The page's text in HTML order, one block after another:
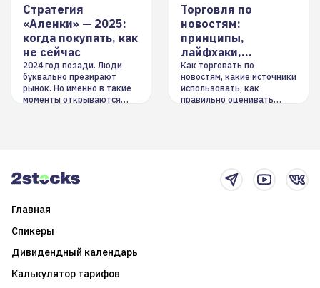
Стратегия
«Аленки» — 2025:
когда покупать, как
не сейчас
2024 год позади. Люди
буквально презирают
рынок. Но именно в такие
моменты открываются
Торговля по
новостям:
принципы,
лайфхаки,
инструменты
Как торговать по
новостям, какие источники
использовать, как
правильно оценивать
Главная
Спикеры
Дивидендный календарь
Калькулятор тарифов